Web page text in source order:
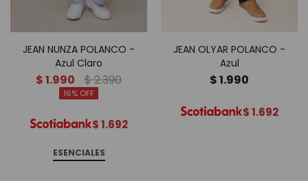
JEAN NUNZA POLANCO -
Azul Claro
$1.990 $2.390
16
$1.692
ESENCIALES
JEAN OLYAR POLANCO -
Azul
$1.990
$1.692